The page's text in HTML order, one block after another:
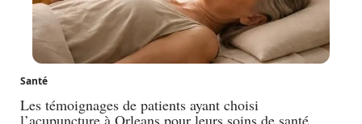
Santé
Les témoignages de patients ayant choisi
l’acupuncture à Orleans pour leurs soins de santé